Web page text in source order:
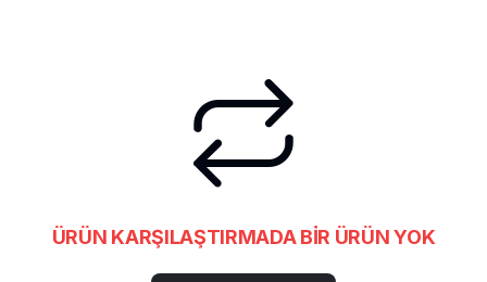
ÜRÜN KARŞILAŞTIRMADA BIR ÜRÜN YOK